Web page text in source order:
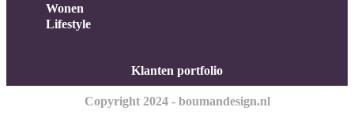
Wonen
Lifestyle
Klanten portfolio
Copyright 2024 - boumandesign.nl